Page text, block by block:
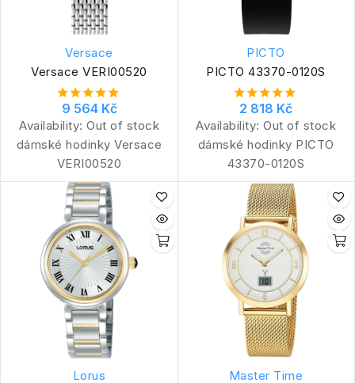
Versace
Versace VERI00520
9 564 Kč
Availability: Out of stock
dámské hodinky Versace
VERI00520
PICTO
PICTO 43370-0120S
2 818 Kč
Availability: Out of stock
dámské hodinky PICTO
43370-0120S
Lorus
Master Time